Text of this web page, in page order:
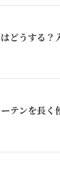
どうする？
テンを長